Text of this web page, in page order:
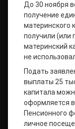
До 30 ноября
получение
материнского
получили (или
материнский
не
Подать
выплаты 25
капитала
оформляется
Пенсионного
личное